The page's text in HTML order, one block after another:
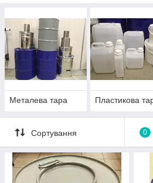
Бочка металева із широким горлом
Бочка металева із широким горлом
Бочка металева з вузьким горлом 50
Відро металеве 20 л (під обруч,
Відро металеве 5л (під обруч,
Банку металева 1 л
Банку металева 0,7л
Металева тара Пластикова
Сортування 0